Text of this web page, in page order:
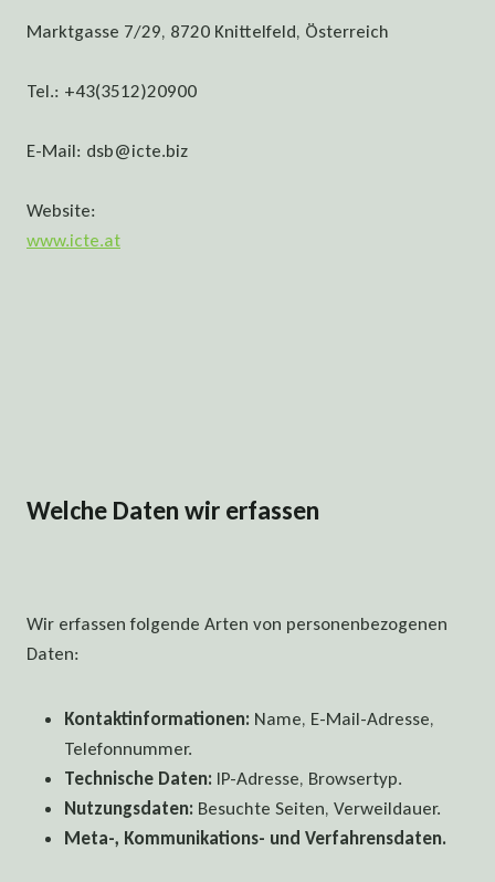
Marktgasse 7/29, 8720 Knittelfeld, Österreich
Tel.: +43(3512)20900
E-Mail: dsb@icte.biz
Website:
www.icte.at
Welche Daten wir erfassen
Wir erfassen folgende Arten von personenbezogenen
Daten:
Kontaktinformationen: Name, E-Mail-Adresse,
Telefonnummer.
Technische Daten: IP-Adresse, Browsertyp.
Nutzungsdaten: Besuchte Seiten, Verweildauer.
Meta-, Kommunikations- und Verfahrensdaten.